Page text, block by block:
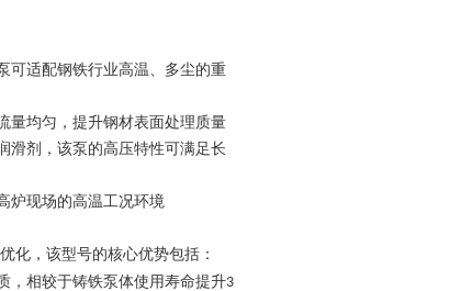
可适配钢铁行业高温、多尘的重
量均匀，提升钢材表面处理质量
滑剂，该泵的高压特性可满足长
炉现场的高温工况环境
化，该型号的核心优势包括：
，相较于铸铁泵体使用寿命提升3